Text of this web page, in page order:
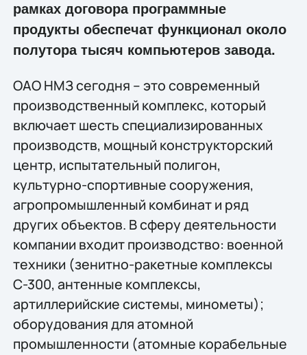
рамках договора программные
продукты обеспечат функционал около
полутора тысяч компьютеров завода.
ОАО НМЗ сегодня – это современный
производственный комплекс, который
включает шесть специализированных
производств, мощный конструкторский
центр, испытательный полигон,
культурно-спортивные сооружения,
агропромышленный комбинат и ряд
других объектов. В сферу деятельности
компании входит производство: военной
техники (зенитно-ракетные комплексы
С-300, антенные комплексы,
артиллерийские системы, минометы);
оборудования для атомной
промышленности (атомные корабельные